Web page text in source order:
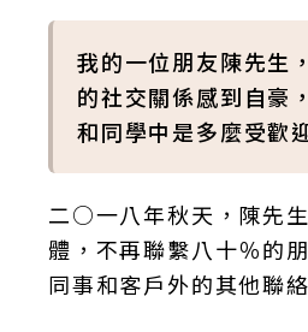
我的一位朋友陳先生
的社交關係感到自豪
和同學中是多麼受歡
二○一八年秋天，陳先
體，不再聯繫八十％的
同事和客戶外的其他聯